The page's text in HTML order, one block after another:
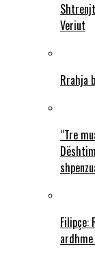
Veriut
Rrahja
“Tre
Filipçe: